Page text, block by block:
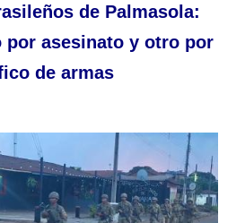
de Palmasola:
por asesinato y otro por
de armas